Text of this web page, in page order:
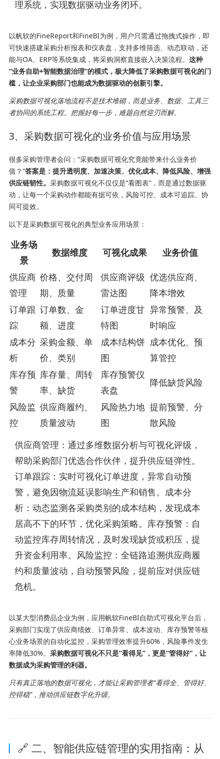
理系统，实现数据驱动业务闭环。
以帆软的FineReport和FineBI为例，用户只需通过拖拽式操作，即
可快速搭建采购分析报表和仪表盘，支持多维筛选、动态联动，还
能与OA、ERP等系统集成，将采购洞察直接嵌入决策流程。 这种
“业务自助+智能数据治理”的模式，极大降低了采购数据可视化的门
槛，让企业采购部门也能成为数据驱动的创新引擎。
采购数据可视化落地流程不是技术堆砌，而是业务、数据、工具三
者协同的系统工程。把握好每一步，难题自然迎刃而解。
3、采购数据可视化的业务价值与应用场景
很多采购管理者会问：“采购数据可视化究竟能带来什么业务价
值？”答案是：提升透明度、加速决策、优化成本、降低风险、增强
供应链韧性。 采购数据可视化不仅仅是“看图表”，而是通过数据驱
动，让每一个采购动作都能有据可依，风险可控、成本可追踪、协
同可提效。
以下是采购数据可视化的典型业务应用场景：
业务场
景
数据维度 可视化成果 业务价值
供应商
管理
价格、交付周
期、质量
供应商评级
雷达图
优选供应商、
降本增效
订单跟
踪
订单数、金
额、进度
订单进度甘
特图
异常预警、及
时响应
成本分
析
采购金额、单
价、类别
成本结构饼
图
成本优化、预
算管控
库存预
警
库存量、周转
率、缺货
库存预警仪
表盘
降低缺货风险
风险监
控
供应商履约、
质量波动
风险热力地
图
提前预警、分
散风险
供应商管理：通过多维数据分析与可视化评级，
帮助采购部门优选合作伙伴，提升供应链弹性。
订单跟踪：实时可视化订单进度，异常自动预
警，避免因物流延误影响生产和销售。成本分
析：动态监测各采购类别的成本结构，发现成本
居高不下的环节，优化采购策略。库存预警：自
动监控库存周转情况，及时发现缺货或积压，提
升资金利用率。风险监控：全链路追溯供应商履
约和质量波动，自动预警风险，提前应对供应链
危机。
以某大型消费品企业为例，应用帆软FineBI自助式可视化平台后，
采购部门实现了供应商绩效、订单异常、成本波动、库存预警等核
心业务场景的自动化监控，采购管理效率提升60%，风险事件发生
率降低30%。 采购数据可视化不只是“看得见”，更是“管得好”，让
数据成为采购管理的利器。
只有真正落地的数据可视化，才能让采购管理者“看得全、管得好、
控得稳”，推动供应链数字化升级。
🔗 二、智能供应链管理的实用指南：从